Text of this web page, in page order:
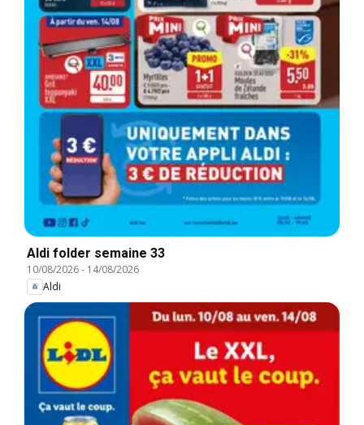
Aldi folder semaine 33
10/08/2026- 14/08/2026
Aldi